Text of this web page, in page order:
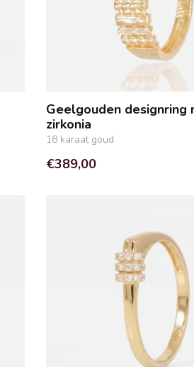
Geelgouden designring
zirkonia
18 karaat goud
€389,00